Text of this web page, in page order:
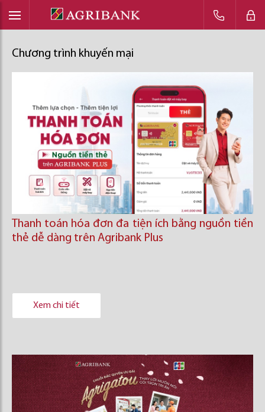
Chương trình khuyến mại
Thanh toán hóa đơn đa tiện ích bằng nguồn tiền
thẻ dễ dàng trên Agribank Plus
Xem chi tiết